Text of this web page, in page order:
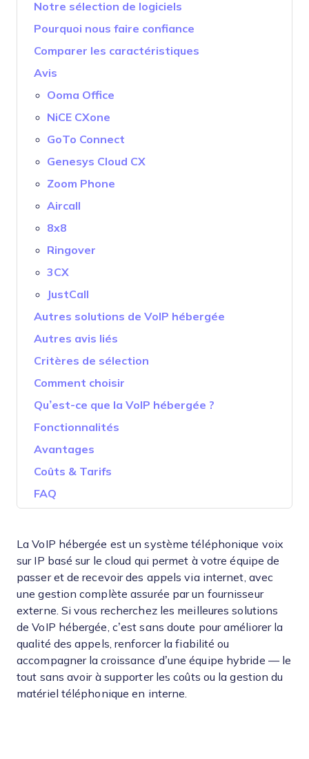
Notre sélection de logiciels
Pourquoi nous faire confiance
Comparer les caractéristiques
Avis
Ooma Office
NiCE CXone
GoTo Connect
Genesys Cloud CX
Zoom Phone
Aircall
8x8
Ringover
3CX
JustCall
Autres solutions de VoIP hébergée
Autres avis liés
Critères de sélection
Comment choisir
Qu’est-ce que la VoIP hébergée ?
Fonctionnalités
Avantages
Coûts & Tarifs
FAQ
La VoIP hébergée est un système téléphonique voix
sur IP basé sur le cloud qui permet à votre équipe de
passer et de recevoir des appels via internet, avec
une gestion complète assurée par un fournisseur
externe. Si vous recherchez les meilleures solutions
de VoIP hébergée, c’est sans doute pour améliorer la
qualité des appels, renforcer la fiabilité ou
accompagner la croissance d’une équipe hybride — le
tout sans avoir à supporter les coûts ou la gestion du
matériel téléphonique en interne.